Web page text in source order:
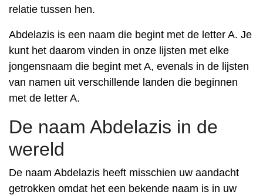
relatie tussen hen.
Abdelazis is een naam die begint met de letter A. Je
kunt het daarom vinden in onze lijsten met elke
jongensnaam die begint met A, evenals in de lijsten
van namen uit verschillende landen die beginnen
met de letter A.
De naam Abdelazis in de
wereld
De naam Abdelazis heeft misschien uw aandacht
getrokken omdat het een bekende naam is in uw